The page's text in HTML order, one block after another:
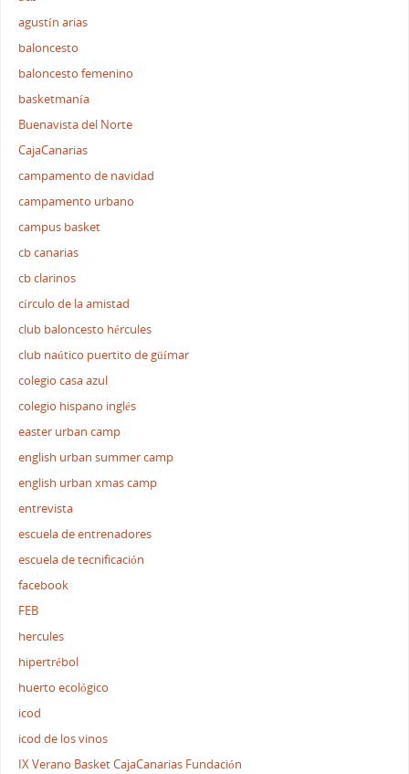
agustín arias
baloncesto
baloncesto femenino
basketmanía
Buenavista del Norte
CajaCanarias
campamento de navidad
campamento urbano
campus basket
cb canarias
cb clarinos
círculo de la amistad
club baloncesto hércules
club naútico puertito de güímar
colegio casa azul
colegio hispano inglés
easter urban camp
english urban summer camp
english urban xmas camp
entrevista
escuela de entrenadores
escuela de tecnificación
facebook
FEB
hercules
hipertrébol
huerto ecológico
icod
icod de los vinos
IX Verano Basket CajaCanarias Fundación